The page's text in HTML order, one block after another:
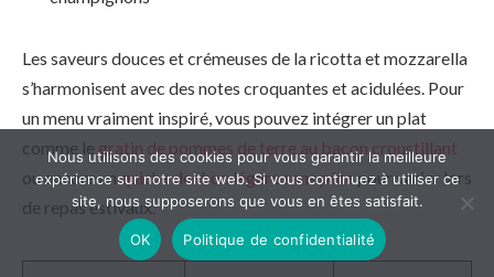
Les saveurs douces et crémeuses de la ricotta et mozzarella
s’harmonisent avec des notes croquantes et acidulées. Pour
un menu vraiment inspiré, vous pouvez intégrer un plat
comme le gratin de pommes de terre au bacon croustillant
ou encore unquiche de thon légère sans pâtepour varier lors
de repas estivaux.
Nous utilisons des cookies pour vous garantir la meilleure
expérience sur notre site web. Si vous continuez à utiliser ce
site, nous supposerons que vous en êtes satisfait.
OK Politique de confidentialité